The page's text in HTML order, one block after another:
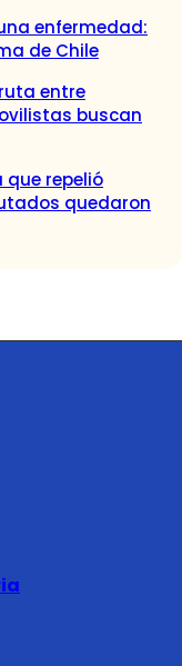
enfermedad:
de Chile
entre
buscan
que repelió
quedaron